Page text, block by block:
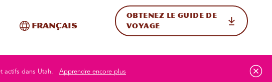
sur le site
Basculer vers l'international
Français
OBTENEZ LE GUIDE DE
VOYAGE
actifs dans Utah. Apprendre encore plus